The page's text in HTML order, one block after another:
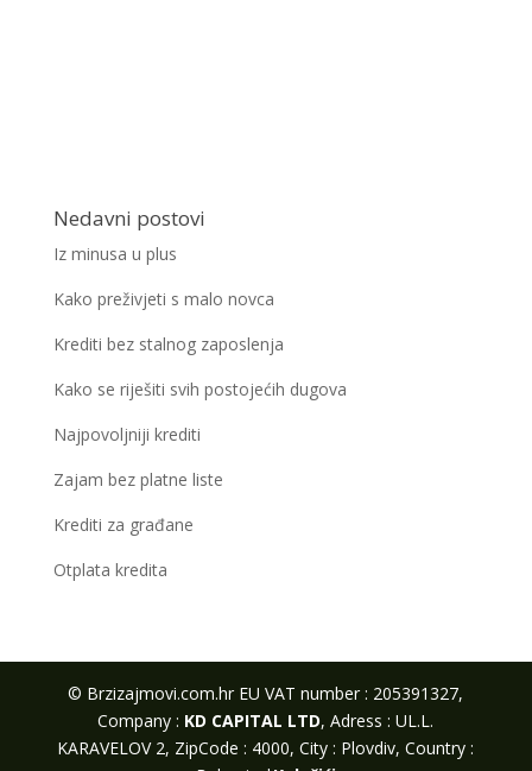
Nedavni postovi
Iz minusa u plus
Kako preživjeti s malo novca
Krediti bez stalnog zaposlenja
Kako se riješiti svih postojećih dugova
Najpovoljniji krediti
Zajam bez platne liste
Krediti za građane
Otplata kredita
© Brzizajmovi.com.hr EU VAT number : 205391327,
Company : KD CAPITAL LTD, Adress : UL.L.
KARAVELOV 2, ZipCode : 4000, City : Plovdiv, Country :